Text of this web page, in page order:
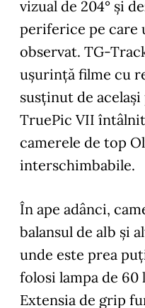
vizual de 204° şi
periferice pe care
observat. TG-
uşurinţă filme cu
susţinut de
TruePic VII
camerele de top
interschimbabile.
În ape adânci,
balansul de alb şi
unde este prea
folosi lampa de
Extensia de grip